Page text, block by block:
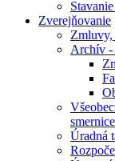
Zverejňovanie
Archív -
Úradná